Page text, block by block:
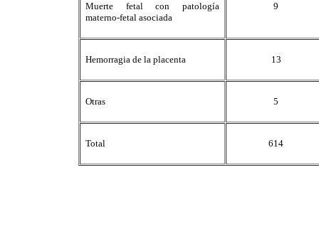
Muerte fetal con patología
materno-fetal asociada
9
Hemorragia de la placenta 13
Otras 5
Total 614